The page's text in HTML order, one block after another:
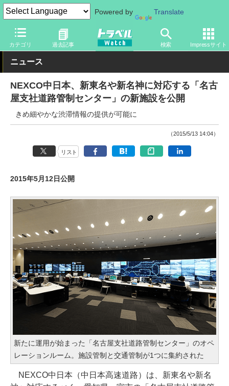
Powered by Translate
カテゴリ 過去記事 検索 Impressサイト
トラベル Watch 企業・政府・官庁 道路 NEXCO
ニュース
NEXCO中日本、新東名や新名神に対応する「名古
屋支社道路管制センター」の新施設を公開
きめ細やかな渋滞情報の提供が可能に
（2015/5/13 14:04）
リスト
2015年5月12日公開
新たに運用が始まった「名古屋支社道路管制センター」のオペ
レーションルーム。施設管制と交通管制が1つに集約された
NEXCO中日本（中日本高速道路）は、新東名や新名